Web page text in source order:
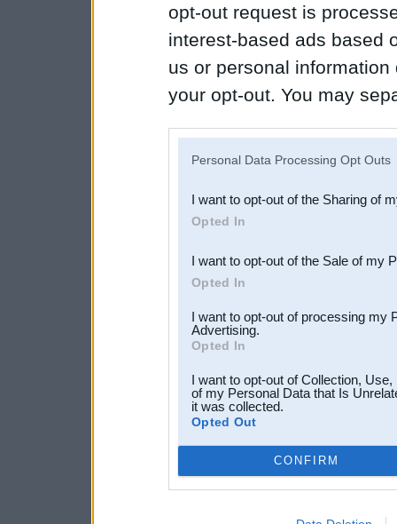
opt-out request is
interest-based ads based
us or personal
your opt-out. You may
Downstream Participants
third parties.
Personal Data Processing Opt Outs
I want to opt-out of the Sharing of
Opted In
I want to opt-out of the Sale of my
Opted In
I want to opt-out of processing my
Advertising.
Opted In
I want to opt-out of Collection,
of my Personal Data that Is
it was collected.
Opted Out
CONFIRM